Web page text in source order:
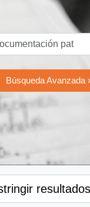
Búsqueda Avanzada